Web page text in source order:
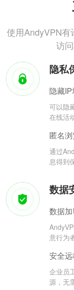
使用AndyVPN有
访
隐私
隐藏
可以隐
在线活
匿名
通过
息得到
数据
数据
意行为
安全
企业员
源，无